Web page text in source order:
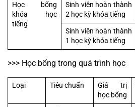
Học bổng
khóa học
tiếng
Sinh viên hoàn thành
2 học kỳ khóa tiếng
Sinh viên hoàn thành
1 học kỳ khóa tiếng
>>> Học bổng trong quá trình học
Loại Tiêu chuẩn
Giá trị
học bổng